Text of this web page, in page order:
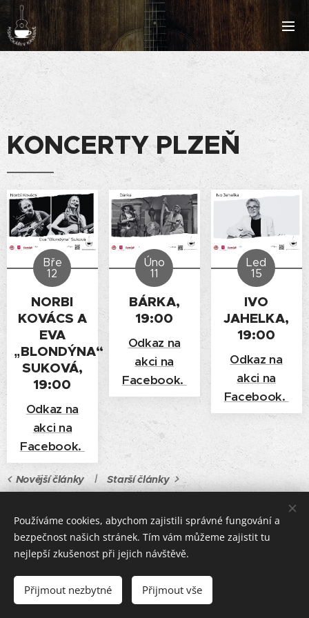
KONCERTY PLZEŇ
Bře
12
NORBI
KOVÁCS A
EVA
„BLONDÝNA“
SUKOVÁ,
19:00
Odkaz na
akci na
Facebook.
Úno
11
BÁRKA,
19:00
Odkaz na
akci na
Facebook.
Led
15
IVO
JAHELKA,
19:00
Odkaz na
akci na
Facebook.
Novější články Starší články
Cookies
Používáme cookies, abychom zajistili správné fungování a
bezpečnost našich stránek. Tím vám můžeme zajistit tu
nejlepší zkušenost při jejich návštěvě.
Přijmout nezbytné Přijmout vše